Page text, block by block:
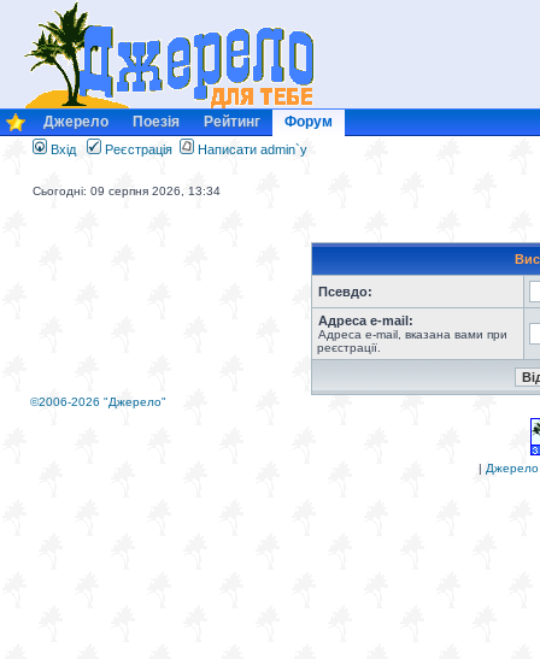
Джерело Поезія Рейтинг Форум
Вхід Реєстрація Написати admin`у
Сьогодні: 09 серпня 2026, 13:34
Псевдо:
Адреса e-mail:
Адреса e-mail, вказана вами при
реєстрації.
©2006-2026 "Джерело"
| Джерело